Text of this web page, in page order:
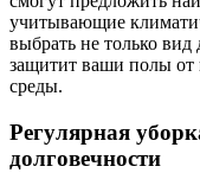
учитывающие
выбрать не только вид
защитит ваши полы от
среды.
Регулярная
долговечности